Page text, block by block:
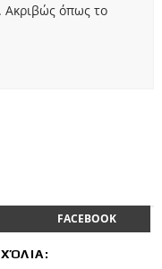
Ακριβώς όπως το
FACEBOOK